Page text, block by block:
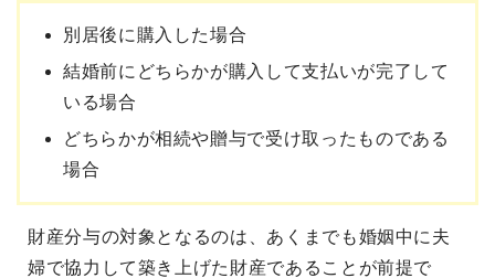
別居後に購入した場合
結婚前にどちらかが購入して支払いが完了して
いる場合
どちらかが相続や贈与で受け取ったものである
場合
財産分与の対象となるのは、あくまでも婚姻中に夫
婦で協力して築き上げた財産であることが前提で